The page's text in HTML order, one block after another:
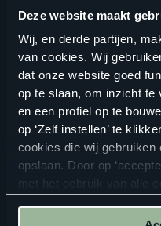
Deze website maakt
Wij, en derde partijen,
van cookies. Wij
dat onze website goed
op te slaan, om inzicht te
en een profiel op te
op ‘Zelf instellen’ te
cookies die wij gebruiken
opslaan. Door op
met het gebruik van alle
Bekijk in je eigen ruimte
ALTIJD IN DE BUURT
Vind een